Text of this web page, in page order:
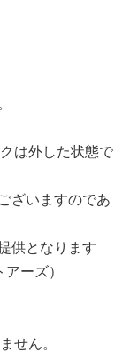
は外した状態で
ざいますのであ
供となります
ーズ）
せん。